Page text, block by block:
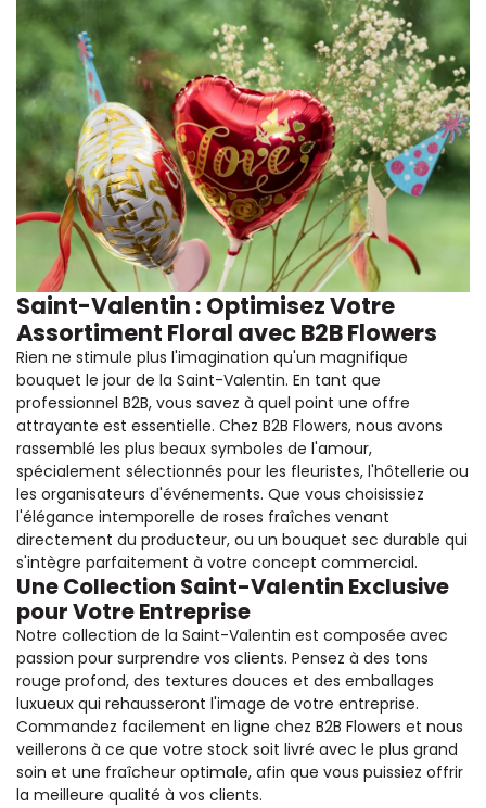
Saint-Valentin : Optimisez Votre
Assortiment Floral avec B2B Flowers
Rien ne stimule plus l'imagination qu'un magnifique
bouquet le jour de la Saint-Valentin. En tant que
professionnel B2B, vous savez à quel point une offre
attrayante est essentielle. Chez B2B Flowers, nous avons
rassemblé les plus beaux symboles de l'amour,
spécialement sélectionnés pour les fleuristes, l'hôtellerie ou
les organisateurs d'événements. Que vous choisissiez
l'élégance intemporelle de roses fraîches venant
directement du producteur, ou un bouquet sec durable qui
s'intègre parfaitement à votre concept commercial.
Une Collection Saint-Valentin Exclusive
pour Votre Entreprise
Notre collection de la Saint-Valentin est composée avec
passion pour surprendre vos clients. Pensez à des tons
rouge profond, des textures douces et des emballages
luxueux qui rehausseront l'image de votre entreprise.
Commandez facilement en ligne chez B2B Flowers et nous
veillerons à ce que votre stock soit livré avec le plus grand
soin et une fraîcheur optimale, afin que vous puissiez offrir
la meilleure qualité à vos clients.